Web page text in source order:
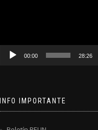
00:00 28:26
INFO IMPORTANTE